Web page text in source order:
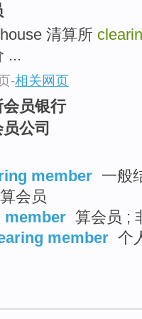
清算所
...
-相关网页
员银行
公司
member 一般
会员
member 算会员 ;
member 个